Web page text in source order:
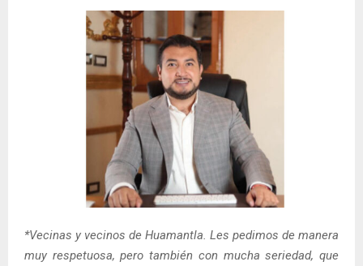
*Vecinas y vecinos de Huamantla. Les pedimos de manera
muy respetuosa, pero también con mucha seriedad, que